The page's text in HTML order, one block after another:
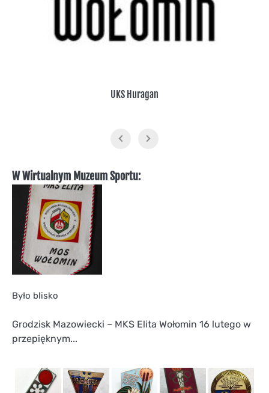
UKS Huragan
W Wirtualnym Muzeum Sportu:
Było blisko
Grodzisk Mazowiecki – MKS Elita Wołomin 16 lutego w
przepięknym...